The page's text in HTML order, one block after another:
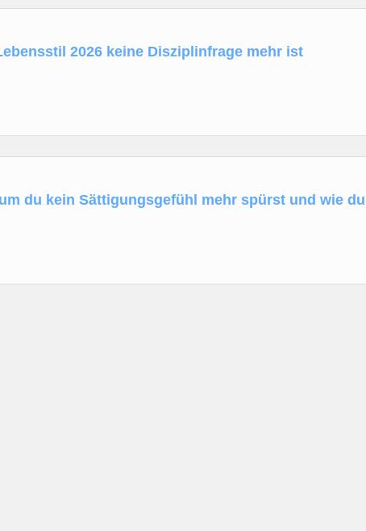
2026 keine Disziplinfrage mehr ist
du kein Sättigungsgefühl mehr spürst und wie